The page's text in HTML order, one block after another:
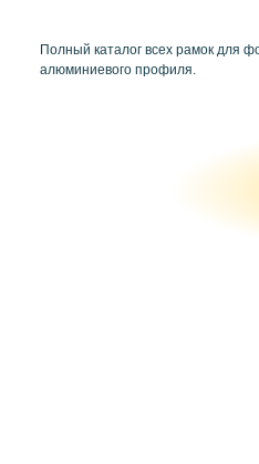
Полный каталог всех рамок для
алюминиевого профиля.